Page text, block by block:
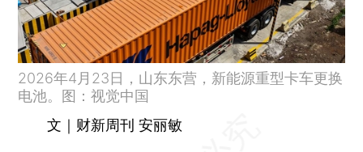
2026年4月23日，山东东营，新能源重型卡车更换
电池。图：视觉中国
文｜财新周刊 安丽敏